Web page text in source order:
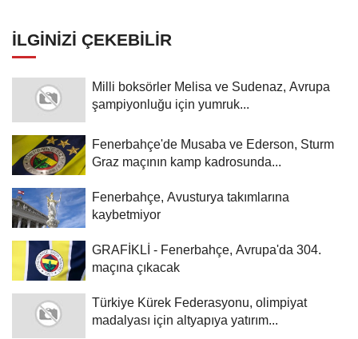
İLGINIZI ÇEKEBILIR
Milli boksörler Melisa ve Sudenaz, Avrupa
şampiyonluğu için yumruk...
Fenerbahçe'de Musaba ve Ederson, Sturm
Graz maçının kamp kadrosunda...
Fenerbahçe, Avusturya takımlarına
kaybetmiyor
GRAFİKLİ - Fenerbahçe, Avrupa'da 304.
maçına çıkacak
Türkiye Kürek Federasyonu, olimpiyat
madalyası için altyapıya yatırım...